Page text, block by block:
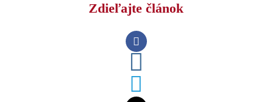
Zdieľajte článok